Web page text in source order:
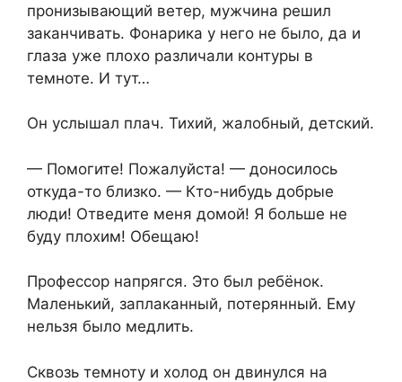
пронизывающий ветер, мужчина решил
заканчивать. Фонарика у него не было, да и
глаза уже плохо различали контуры в
темноте. И тут…
Он услышал плач. Тихий, жалобный, детский.
— Помогите! Пожалуйста! — доносилось
откуда-то близко. — Кто-нибудь добрые
люди! Отведите меня домой! Я больше не
буду плохим! Обещаю!
Профессор напрягся. Это был ребёнок.
Маленький, заплаканный, потерянный. Ему
нельзя было медлить.
Сквозь темноту и холод он двинулся на